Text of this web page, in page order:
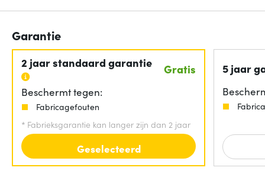
Garantie
2 jaar standaard garantie Gratis
Beschermt tegen:
Fabricagefouten
* Fabrieksgarantie kan langer zijn dan 2 jaar
Geselecteerd
5 jaar